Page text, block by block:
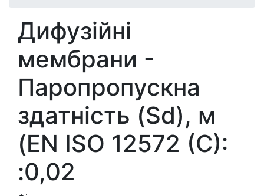
Дифузійні
мембрани -
Паропропускна
здатність (Sd), м
(EN ISO 12572 (C):
:0,02